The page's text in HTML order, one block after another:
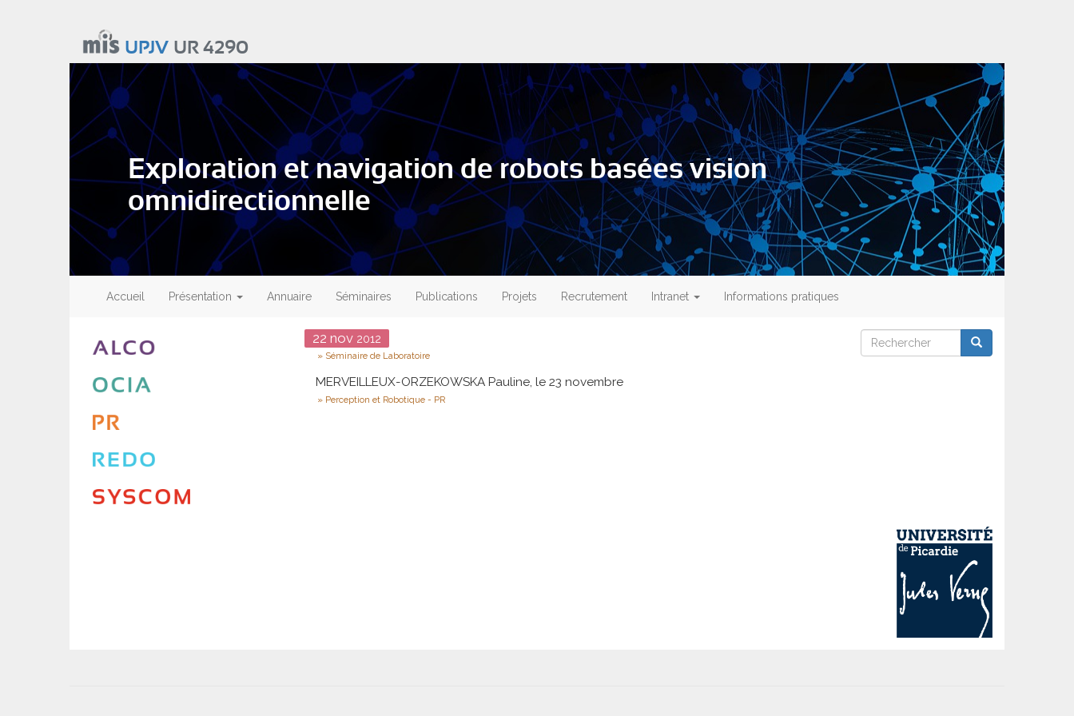
UPJVUR 4290
Exploration et navigation de robots basées vision
omnidirectionnelle
Main
navigation
Accueil Présentation Annuaire Séminaires Publications Projets Recrutement Intranet Informations pratiques
Date
22 nov2012
Type
Séminaire de Laboratoire
MERVEILLEUX-ORZEKOWSKA Pauline, le 23 novembre
Perception et Robotique - PR
Rechercher
Rechercher Rechercher